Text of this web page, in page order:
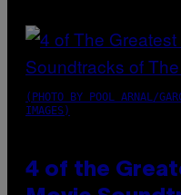
(PHOTO BY POOL ARNAL/
IMAGES)
4 of the